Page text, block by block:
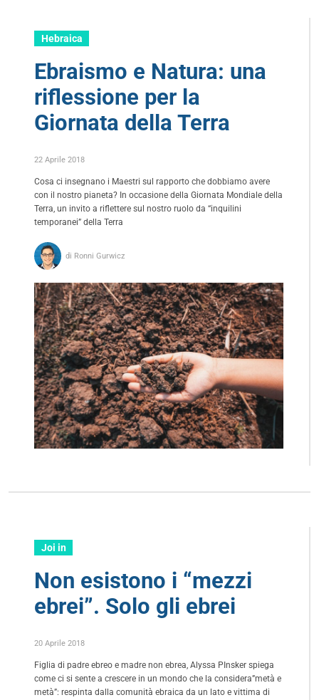
Hebraica
Ebraismo e Natura: una
riflessione per la
Giornata della Terra
22 Aprile 2018
Cosa ci insegnano i Maestri sul rapporto che dobbiamo avere
con il nostro pianeta? In occasione della Giornata Mondiale della
Terra, un invito a riflettere sul nostro ruolo da “inquilini
temporanei” della Terra
di Ronni Gurwicz
Joi in
Non esistono i “mezzi
ebrei”. Solo gli ebrei
20 Aprile 2018
Figlia di padre ebreo e madre non ebrea, Alyssa PInsker spiega
come ci si sente a crescere in un mondo che la considera”metà e
metà”: respinta dalla comunità ebraica da un lato e vittima di